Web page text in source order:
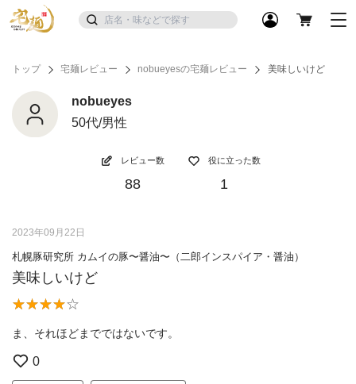
トップ 宅麺レビュー nobueyesの宅麺レビュー 美味しいけど
nobueyes
50代/男性
レビュー数
88
役に立った数
1
2023年09月22日
札幌豚研究所 カムイの豚〜醤油〜（二郎インスパイア・醤油）
美味しいけど
ま、それほどまでではないです。
0